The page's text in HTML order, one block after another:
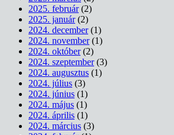
2025. február(2)
2025. január(2)
2024. december(1)
2024. november(1)
2024. október(2)
2024. szeptember(3)
2024. augusztus (1)
2024. július (3)
2024. június (1)
2024. május (1)
2024. április (1)
2024. március (3)